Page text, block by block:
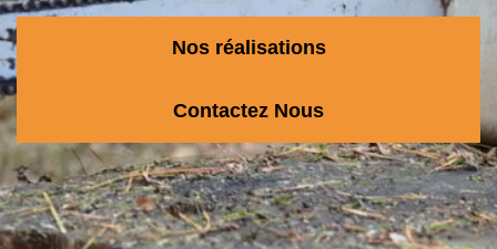
Nos réalisations
Contactez Nous